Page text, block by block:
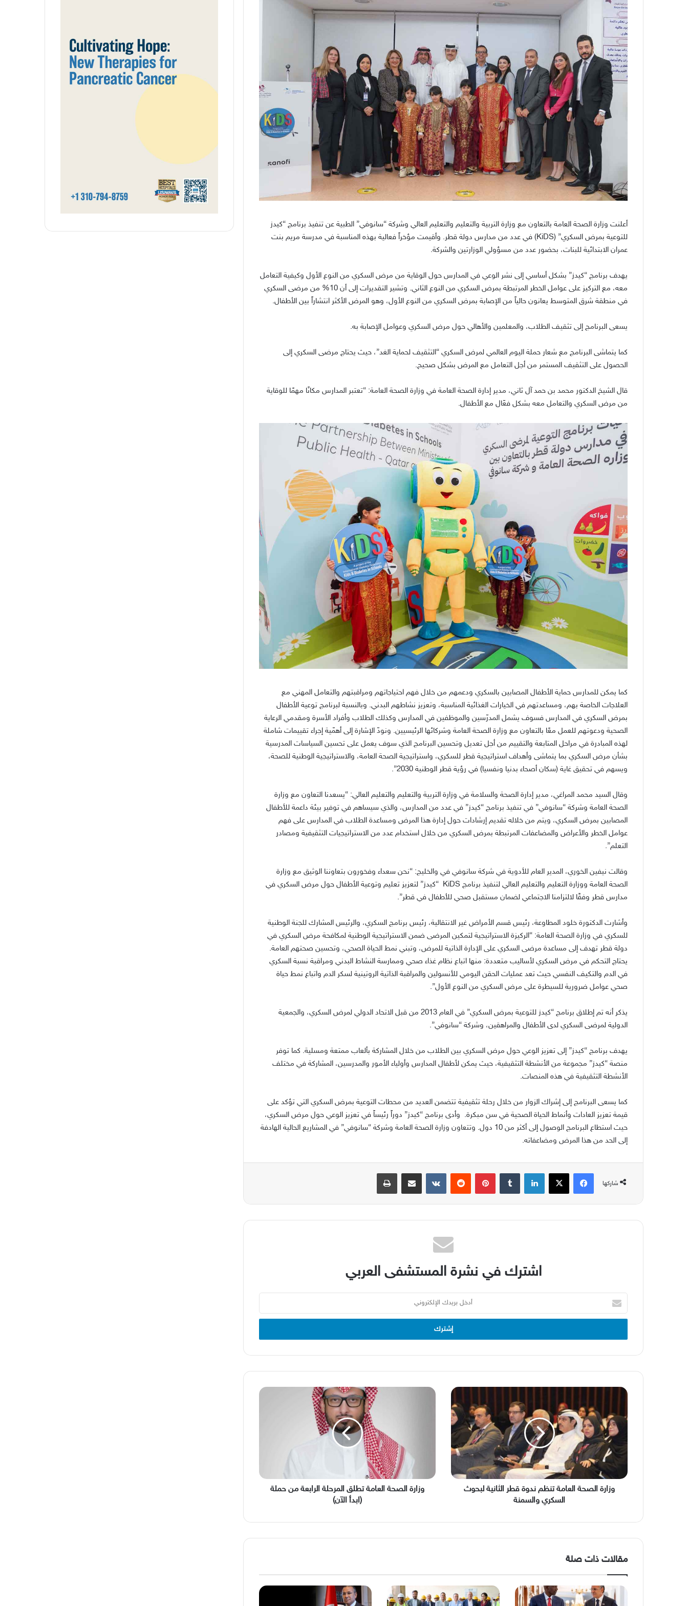
أعلنت وزارة الصحة العامة بالتعاون مع وزارة التربية والتعليم والتعليم العالي وشركة “سانوفي” الطبية عن تنفيذ برنامج “كيدز
للتوعية بمرض السكري” (
KiDS
) في عدد من مدارس دولة قطر. وأقيمت مؤخراً فعالية بهذه المناسبة في مدرسة مريم بنت
عمران الابتدائية للبنات، بحضور عدد من مسؤولي الوزارتين والشركة.
يهدف برنامج “كيدز” بشكل أساسي إلى نشر الوعي في المدارس حول الوقاية من مرض السكري من النوع الأول وكيفية التعامل
معه، مع التركيز على عوامل الخطر المرتبطة بمرض السكري من النوع الثاني. وتشير التقديرات إلى أن 10 % من مرضى السكري
في منطقة شرق المتوسط يعانون حالياً من الإصابة بمرض السكري من النوع الأول، وهو المرض الأكثر انتشاراً بين الأطفال.
يسعى البرنامج إلى تثقيف الطلاب، والمعلمين والأهالي حول مرض السكري وعوامل الإصابة به.
كما يتماشى البرنامج مع شعار حملة اليوم العالمي لمرض السكري “التثقيف لحماية الغد”، حيث يحتاج مرضى السكري إلى
الحصول على التثقيف المستمر من أجل التعامل مع المرض بشكل صحيح.
قال الشيخ الدكتور محمد بن حمد آل ثاني، مدير إدارة الصحة العامة في وزارة الصحة العامة: “تعتبر المدارس مكانًا مهمًا للوقاية
من مرض السكري والتعامل معه بشكل فعّال مع الأطفال.
كما يمكن للمدارس حماية الأطفال المصابين بالسكري ودعمهم من خلال فهم احتياجاتهم ومراقبتهم والتعامل المهني مع
العلاجات الخاصة بهم، ومساعدتهم في الخيارات الغذائية المناسبة، وتعزيز نشاطهم البدني. وبالنسبة لبرنامج توعية الأطفال
بمرض السكري في المدارس فسوف يشمل المدرّسين والموظفين في المدارس وكذلك الطلاب وأفراد الأسرة ومقدمي الرعاية
الصحية ودعوتهم للعمل معًا بالتعاون مع وزارة الصحة العامة وشركائها الرئيسيين. ونودّ الإشارة إلى أهمّية إجراء تقييمات شاملة
لهذه المبادرة في مراحل المتابعة والتقييم من أجل تعديل وتحسين البرنامج الذي سوف يعمل على تحسين السياسات المدرسية
بشأن مرض السكري بما يتماشى وأهداف استراتيجية قطر للسكري، واستراتيجية الصحة العامة، والاستراتيجية الوطنية للصحة،
ويسهم في تحقيق غاية (سكان أصحاء بدنيا ونفسيا) في رؤية قطر الوطنية 2030” .
وقال السيد محمد المراغي، مدير إدارة الصحة والسلامة في وزارة التربية والتعليم والتعليم العالي: “يسعدنا التعاون مع وزارة
الصحة العامة وشركة “سانوفي” في تنفيذ برنامج “كيدز” في عدد من المدارس، والذي سيساهم في توفير بيئة داعمة للأطفال
المصابين بمرض السكري، ويتم من خلاله تقديم إرشادات حول إدارة هذا المرض ومساعدة الطلاب في المدارس على فهم
عوامل الخطر والأعراض والمضاعفات المرتبطة بمرض السكري من خلال استخدام عدد من الاستراتيجيات التثقيفية ومصادر
التعلم”.
وقالت نيفين الخوري، المدير العام للأدوية في شركة سانوفي في والخليج: “نحن سعداء وفخورون بتعاوننا الوثيق مع وزارة
الصحة العامة ووزارة التعليم والتعليم العالي لتنفيذ برنامج KiDS “كيدز” لتعزيز تعليم وتوعية الأطفال حول مرض السكري في
مدارس قطر وفقًا لالتزامنا الاجتماعي لضمان مستقبل صحي للأطفال في قطر”.
وأشارت الدكتورة خلود المطاوعة، رئيس قسم الأمراض غير الانتقالية، رئيس برنامج السكري، والرئيس المشارك للجنة الوطنية
للسكري في وزارة الصحة العامة: “الركيزة الاستراتيجية لتمكين المرضى ضمن الاستراتيجية الوطنية لمكافحة مرض السكري في
دولة قطر تهدف إلى مساعدة مرضى السكري على الإدارة الذاتية للمرض، وتبني نمط الحياة الصحي، وتحسين صحتهم العامة.
يحتاج التحكم في مرض السكري لأساليب متعددة: منها اتباع نظام غذاء صحي وممارسة النشاط البدني ومراقبة نسبة السكري
في الدم والتكيف النفسي حيث تعد عمليات الحقن اليومي للأنسولين والمراقبة الذاتية الروتينية لسكر الدم واتباع نمط حياة
صحي عوامل ضرورية للسيطرة على مرض السكري من النوع الأول”.
يذكر أنه تم إطلاق برنامج “كيدز للتوعية بمرض السكري” في العام 2013 من قبل الاتحاد الدولي لمرض السكري، والجمعية
الدولية لمرضى السكري لدى الأطفال والمراهقين، وشركة “سانوفي”.
يهدف برنامج “كيدز” إلى تعزيز الوعي حول مرض السكري بين الطلاب من خلال المشاركة بألعاب ممتعة ومسلية. كما توفر
منصة “كيدز” مجموعة من الأنشطة التثقيفية، حيث يمكن لأطفال المدارس وأولياء الأمور والمدرسين، المشاركة في مختلف
الأنشطة التثقيفية في هذه المنصات.
كما يسعى البرنامج إلى إشراك الزوار من خلال رحلة تثقيفية تتضمن العديد من محطات التوعية بمرض السكري التي تؤكد على
قيمة تعزيز العادات وأنماط الحياة الصحية في سن مبكرة. وأدى برنامج “كيدز” دوراً رئيساً في تعزيز الوعي حول مرض السكري،
حيث استطاع البرنامج الوصول إلى أكثر من 10 دول. وتتعاون وزارة الصحة العامة وشركة “سانوفي” في المشاريع الحالية الهادفة
إلى الحد من هذا المرض ومضاعفاته.
شاركها
فيسبوك‫X لينكدإن بينتيريست مشاركة عبر البريد طباعة
اشترك في نشرة المستشفى العربي
بريدك
الإلكتروني
وزارة
العامة
تنظم
ندوة
قطر
الثانية
لبحوث
السكري
والسمنةوزارة الصحة العامة تنظم ندوة قطر الثانية لبحوث
السكري والسمنة
وزارة
(ابدأ
وزارة الصحة العامة تطلق المرحلة الرابعة من حملة
(ابدأ الآن)
مقالات ذات صلة